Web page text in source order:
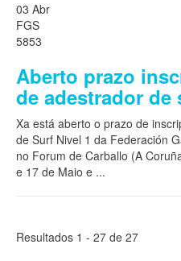
03 Abr
FGS
5853
Aberto prazo
de adestrador de
Xa está aberto o prazo de
de Surf Nivel 1 da Federación
no Forum de Carballo (A
e 17 de Maio e ...
Resultados 1 - 27 de 27